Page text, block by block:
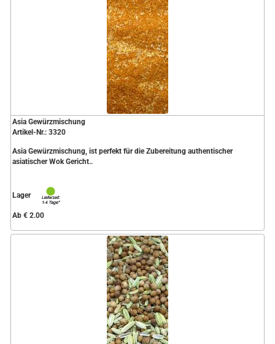
Asia Gewürzmischung
Artikel-Nr.: 3320
Asia Gewürzmischung, ist perfekt für die Zubereitung authentischer
asiatischer Wok Gericht..
Lager
Ab € 2.00